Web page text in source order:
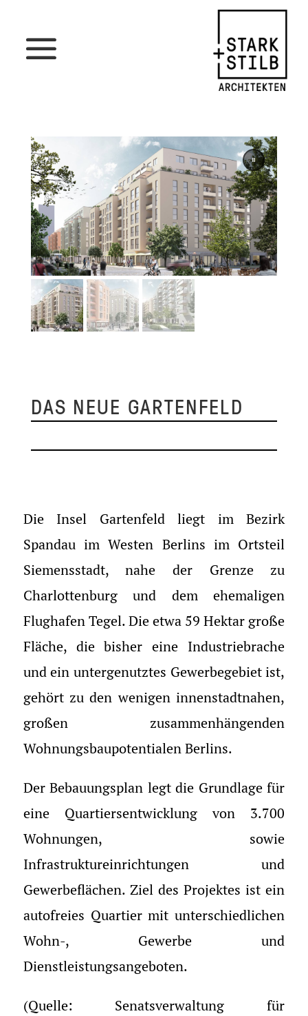
DAS NEUE GARTENFELD
Die Insel Gartenfeld liegt im Bezirk
Spandau im Westen Berlins im Ortsteil
Siemensstadt, nahe der Grenze zu
Charlottenburg und dem ehemaligen
Flughafen Tegel. Die etwa 59 Hektar große
Fläche, die bisher eine Industriebrache
und ein untergenutztes Gewerbegebiet ist,
gehört zu den wenigen innenstadtnahen,
großen zusammenhängenden
Wohnungsbaupotentialen Berlins.
Der Bebauungsplan legt die Grundlage für
eine Quartiersentwicklung von 3.700
Wohnungen, sowie
Infrastruktureinrichtungen und
Gewerbeflächen. Ziel des Projektes ist ein
autofreies Quartier mit unterschiedlichen
Wohn-, Gewerbe und
Dienstleistungsangeboten.
(Quelle: Senatsverwaltung für